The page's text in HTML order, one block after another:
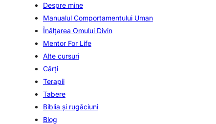
Despre mine
Manualul Comportamentului Uman
Înălţarea Omului Divin
Mentor For Life
Alte cursuri
Cărți
Terapii
Tabere
Biblia şi rugăciuni
Blog